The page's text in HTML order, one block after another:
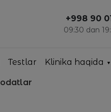
+998 90
09:30 dan
Testlar Klinika haqida